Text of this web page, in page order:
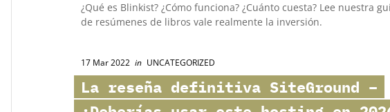
¿Qué es Blinkist? ¿Cómo funciona? ¿Cuánto cuesta? Lee nuestra
de resúmenes de libros vale realmente la inversión.
17 Mar 2022 in UNCATEGORIZED
La reseña definitiva SiteGround –